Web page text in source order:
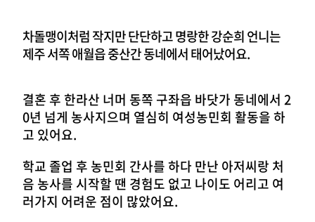
차돌맹이처럼 작지만 단단하고 명랑한 강순희 언니는
제주 서쪽 애월읍 중산간 동네에서 태어났어요.
결혼 후 한라산 너머 동쪽 구좌읍 바닷가 동네에서 2
0년 넘게 농사지으며 열심히 여성농민회 활동을 하
고 있어요.
학교 졸업 후 농민회 간사를 하다 만난 아저씨랑 처
음 농사를 시작할 땐 경험도 없고 나이도 어리고 여
러가지 어려운 점이 많았어요.